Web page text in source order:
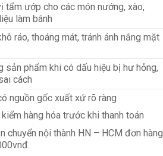
tẩm ướp cho các món nướng, xào,
làm bánh
ráo, thoáng mát, tránh ánh nắng mặt
sản phẩm khi có dấu hiệu bị hư hỏng,
cách
nguồn gốc xuất xứ rõ ràng
hàng hóa trước khi thanh toán
chuyển nội thành HN – HCM đơn hàng